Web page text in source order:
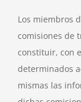
Los miembros
comisiones de
constituir, con
determinados
mismas las